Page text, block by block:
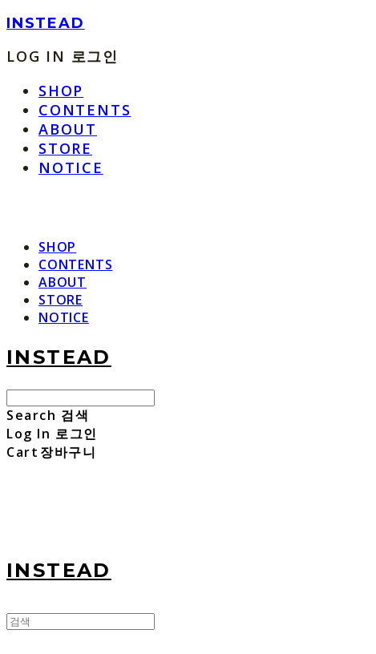
INSTEAD
LOG IN 로그인
SHOP
CONTENTS
ABOUT
STORE
NOTICE
SHOP
CONTENTS
ABOUT
STORE
NOTICE
INSTEAD
Search 검색
Log In 로그인
Cart 장바구니
INSTEAD